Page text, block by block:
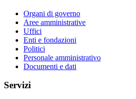
Organi di governo
Aree amministrative
Uffici
Enti e fondazioni
Politici
Personale amministrativo
Documenti e dati
Servizi